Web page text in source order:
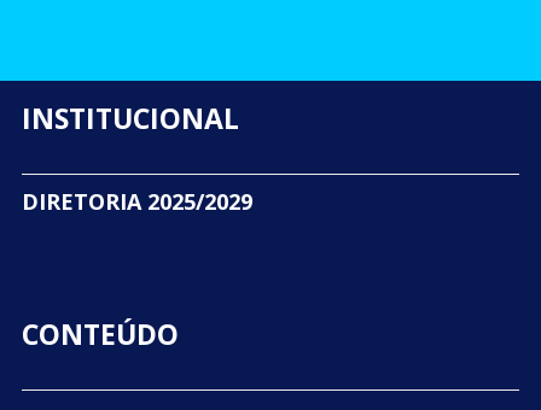
INSTITUCIONAL
DIRETORIA 2025/2029
CONTEÚDO